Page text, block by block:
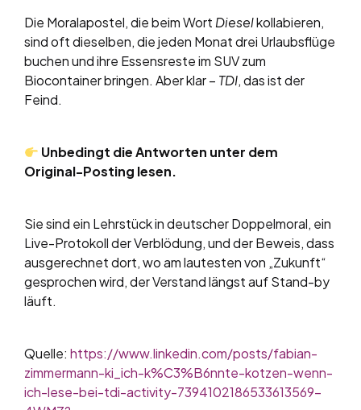
Die Moralapostel, die beim Wort Dieselkollabieren,
sind oft dieselben, die jeden Monat drei Urlaubsflüge
buchen und ihre Essensreste im SUV zum
Biocontainer bringen. Aber klar – TDI, das ist der
Feind.
Unbedingt die Antworten unter dem
Original-Posting lesen.
Sie sind ein Lehrstück in deutscher Doppelmoral, ein
Live-Protokoll der Verblödung, und der Beweis, dass
ausgerechnet dort, wo am lautesten von „Zukunft“
gesprochen wird, der Verstand längst auf Stand-by
läuft.
Quelle: https://www.linkedin.com/posts/fabian-
zimmermann-ki_ich-k%C3%B6nnte-kotzen-wenn-
ich-lese-bei-tdi-activity-7394102186533613569-